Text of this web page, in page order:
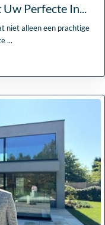
Perfecte In...
niet alleen een prachtige
...